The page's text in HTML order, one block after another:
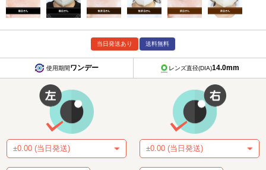
当日発送あり 送料無料
使用期間ワンデー レンズ直径(DIA)14.0mm